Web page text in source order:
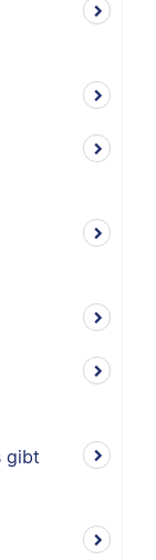
gibt